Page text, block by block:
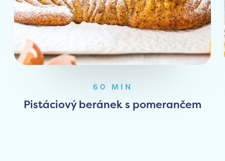
60 MIN
Pistáciový beránek s pomerančem